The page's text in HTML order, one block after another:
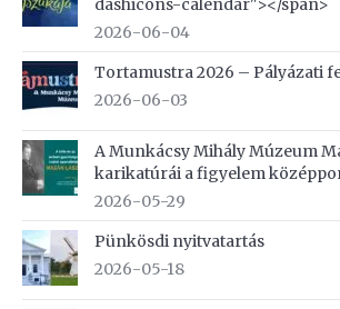
dashicons-calendar"></span>
2026-06-04
Tortamustra 2026 – Pályázati
2026-06-03
A Munkácsy Mihály Múzeum
karikatúrái a figyelem
2026-05-29
Pünkösdi nyitvatartás
2026-05-18